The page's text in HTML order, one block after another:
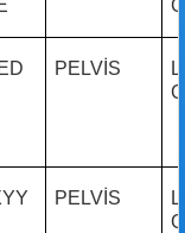
PELVİS
PELVİS